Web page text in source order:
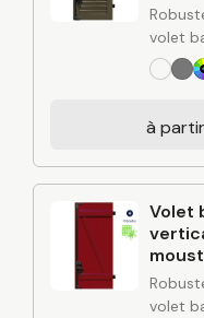
volet
pour
rigidité
à
Volet
volet